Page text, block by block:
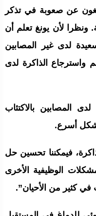
عن صعوبة في تذكر
ونظرا لأن يونغ تعلم أن
لدى غير المصابين
واسترجاع الذاكرة لدى
المصابين بالاكتئاب
أسرع.
فيمكننا تحسين حل
الوظيفية الأخرى
في كثير من الأحيان”.